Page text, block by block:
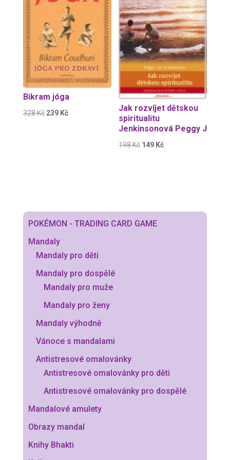
Bikram jóga
328Kč Původní
239 KčAktuální
Jak rozvíjet dětskou
spiritualitu
Jenkinsonová Peggy J
198Kč Původní
149 KčAktuální
POKÉMON - TRADING CARD GAME
Mandaly
Mandaly pro děti
Mandaly pro dospělé
Mandaly pro muže
Mandaly pro ženy
Mandaly výhodně
Vánoce s mandalami
Antistresové omalovánky
Antistresové omalovánky pro děti
Antistresové omalovánky pro dospělé
Mandalové amulety
Obrazy mandal
Knihy Bhakti